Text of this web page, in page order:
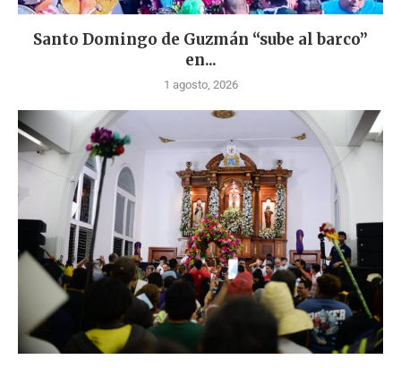
Santo Domingo de Guzmán “sube al barco”
en...
1 agosto, 2026